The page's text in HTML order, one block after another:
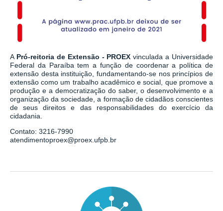
A Pró-reitoria de Extensão - PROEX vinculada a Universidade
Federal da Paraíba tem a função de coordenar a política de
extensão desta instituição, fundamentando-se nos princípios de
extensão como um trabalho acadêmico e social, que promove a
produção e a democratização do saber, o desenvolvimento e a
organização da sociedade, a formação de cidadãos conscientes
de seus direitos e das responsabilidades do exercício da
cidadania.
Contato: 3216-7990
atendimentoproex@proex.ufpb.br